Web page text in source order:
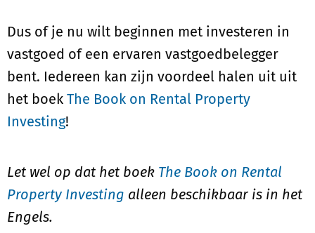
Dus of je nu wilt beginnen met investeren in
vastgoed of een ervaren vastgoedbelegger
bent. Iedereen kan zijn voordeel halen uit uit
het boek The Book on Rental Property
Investing!
Let wel op dat het boek The Book on Rental
Property Investing alleen beschikbaar is in het
Engels.